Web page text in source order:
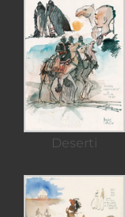
Deserti